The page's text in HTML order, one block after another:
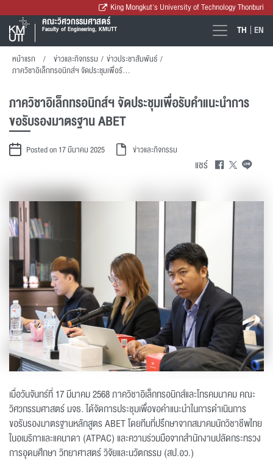
King Mongkut's University of Technology Thonburi
คณะวิศวกรรมศาสตร์
Faculty of Engineering, KMUTT TH EN
หน้าแรก ข่าวและกิจกรรม / ข่าวประชาสัมพันธ์ /
ภาควิชาอิเล็กทรอนิกส์ฯ จัดประชุมเพื่อรับคำแนะนำการขอรับรองมาตรฐาน ABET
ภาควิชาอิเล็กทรอนิกส์ฯ จัดประชุมเพื่อรับคำแนะนำการ
ขอรับรองมาตรฐาน ABET
Posted on 17 มีนาคม 2025 ข่าวและกิจกรรม
แชร์
เมื่อวันจันทร์ที่ 17 มีนาคม 2568 ภาควิชาอิเล็กทรอนิกส์และโทรคมนาคม คณะ
วิศวกรรมศาสตร์ มจธ. ได้จัดการประชุมเพื่อขอคำแนะนำในการดำเนินการ
ขอรับรองมาตรฐานหลักสูตร ABET โดยทีมที่ปรึกษาจากสมาคมนักวิชาชีพไทย
ในอเมริกาและแคนาดา (ATPAC) และความร่วมมือจากสำนักงานปลัดกระทรวง
การอุดมศึกษา วิทยาศาสตร์ วิจัยและนวัตกรรม (สป.อว.)